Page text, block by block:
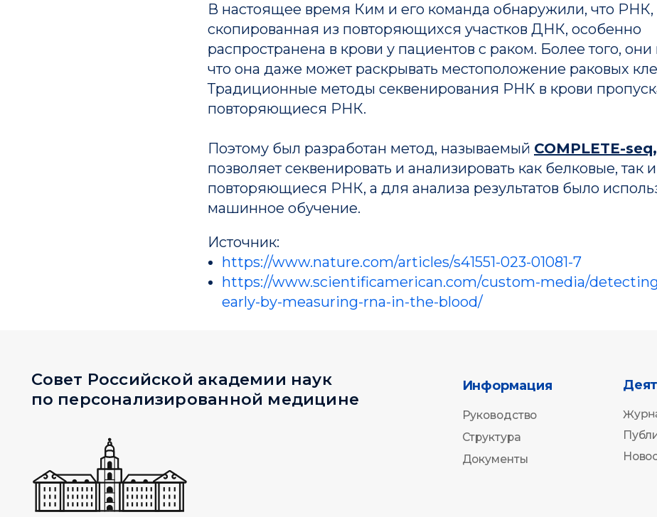
В настоящее время Ким и его команда обнаружили, что РНК,
скопированная из повторяющихся участков ДНК, особенно
распространена в крови у пациентов с раком. Более того, они
что она даже может раскрывать местоположение раковых
Традиционные методы секвенирования РНК в крови
повторяющиеся РНК.
Поэтому был разработан метод, называемый COMPLETE-seq,
позволяет секвенировать и анализировать как белковые, так и
повторяющиеся РНК, а для анализа результатов было
машинное обучение.
Источник:
https://www.nature.com/articles/s41551-023-01081-7
https://www.scientificamerican.com/custom-media/
early-by-measuring-rna-in-the-blood/
33
197341, Санкт-Петербург, ул. Аккуратова, д. 2
Публикации
Новости
Журнал
Руководство
Документы
Структура
по персонализированной медицине